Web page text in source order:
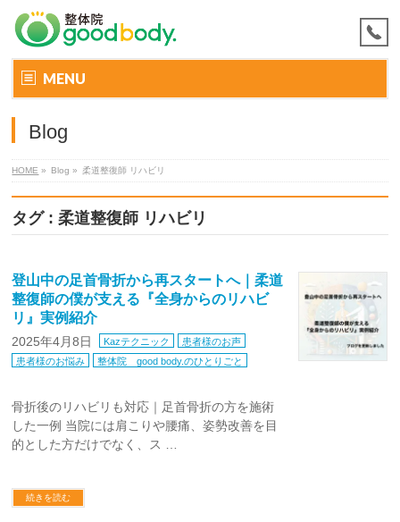
MENU
Blog
HOME » Blog » 柔道整復師 リハビリ
タグ : 柔道整復師 リハビリ
登山中の足首骨折から再スタートへ｜柔道
整復師の僕が支える『全身からのリハビ
リ』実例紹介
2025年4月8日 Kazテクニック
患者様のお声
患者様のお悩み
整体院 good body.のひとりごと
骨折後のリハビリも対応｜足首骨折の方を施術
した一例 当院には肩こりや腰痛、姿勢改善を目
的とした方だけでなく、ス …
続きを読む